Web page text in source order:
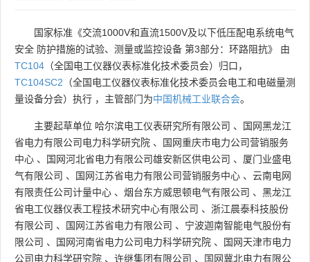
国家标准《交流1000V和直流1500V及以下低压配电系统电气
安全 防护措施的试验、测量或监控设备 第3部分：环路阻抗》 由
TC104 （全国电工仪器仪表标准化技术委员会）归口，
TC104SC2 （全国电工仪器仪表标准化技术委员会电工和电磁量测
量设备分会）执行 ，主管部门为中国机械工业联合会。
主要起草单位 哈尔滨电工仪表研究所有限公司 、
国网黑龙江
省电力有限公司电力科学研究院 、
国网重庆市电力公司营销服务
中心 、 国网河北省电力有限公司雄安新区供电公司 、 厦门业盛电
气有限公司 、 国网江苏省电力有限公司营销服务中心 、 云南电网
有限责任公司计量中心 、 烟台东方威思顿电气有限公司 、 黑龙江
省电工仪器仪表工程技术研究中心有限公司 、 浙江晨泰科技股份
有限公司 、 国网江苏省电力有限公司 、 宁波迦南智能电气股份有
限公司 、 国网河南省电力公司电力科学研究院 、
国网天津市电力
公司电力科学研究院 、 许继集团有限公司 、
国网冀北电力有限公